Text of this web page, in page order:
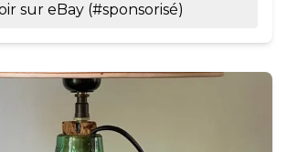
sur eBay (#sponsorisé)